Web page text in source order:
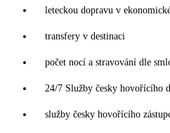
leteckou dopravu v
transfery v destinaci
počet nocí a stravování dle
24/7 Služby česky hovořícího
služby česky hovořícího